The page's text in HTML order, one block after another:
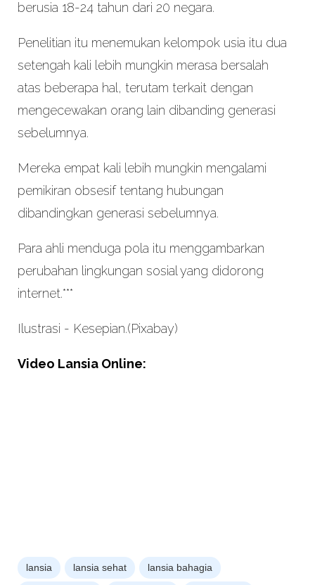
berusia 18-24 tahun dari 20 negara.
Penelitian itu menemukan kelompok usia itu dua
setengah kali lebih mungkin merasa bersalah
atas beberapa hal, terutam terkait dengan
mengecewakan orang lain dibanding generasi
sebelumnya.
Mereka empat kali lebih mungkin mengalami
pemikiran obsesif tentang hubungan
dibandingkan generasi sebelumnya.
Para ahli menduga pola itu menggambarkan
perubahan lingkungan sosial yang didorong
internet.***
Ilustrasi - Kesepian.(Pixabay)
Video Lansia Online:
lansia lansia sehat lansia bahagia